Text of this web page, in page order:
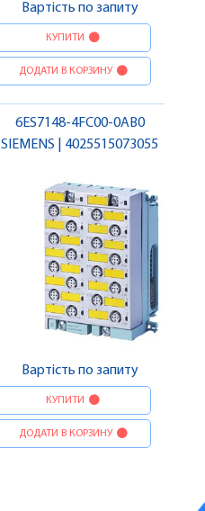
Вартість по запиту
КУПИТИ
ДОДАТИ В КОРЗИНУ
6ES7148-4FC00-0AB0
SIEMENS | 4025515073055
Вартість по запиту
КУПИТИ
ДОДАТИ В КОРЗИНУ